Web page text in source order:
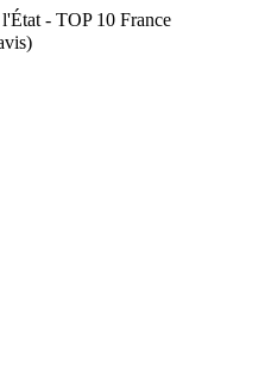
- TOP 10 France